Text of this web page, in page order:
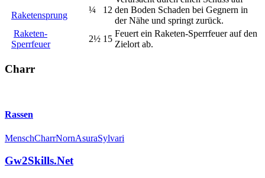
Raketensprung
¼ 12 den Boden Schaden bei Gegnern in
der Nähe und springt zurück.
Raketen-
Sperrfeuer
2½ 15
Feuert ein Raketen-Sperrfeuer auf den
Zielort ab.
Charr
Rassen
MenschCharrNornAsuraSylvari
Gw2Skills.Net